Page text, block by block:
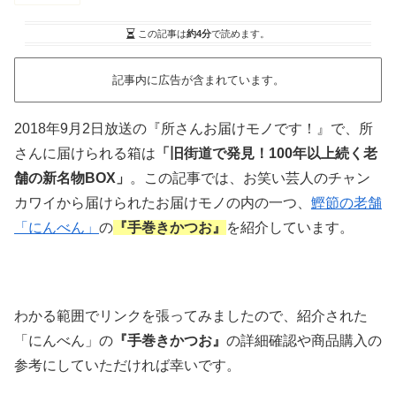
この記事は約4分で読めます。
記事内に広告が含まれています。
2018年9月2日放送の『所さんお届けモノです！』で、所
さんに届けられる箱は 「旧街道で発見！100年以上続く老
舗の新名物BOX」
。この記事では、お笑い芸人のチャン
カワイから届けられたお届けモノの内の一つ、 鰹節の老舗
「にんべん」 の 『手巻きかつお』 を紹介しています。
わかる範囲でリンクを張ってみましたので、紹介された
「にんべん」の 『手巻きかつお』 の詳細確認や商品購入の
参考にしていただければ幸いです。